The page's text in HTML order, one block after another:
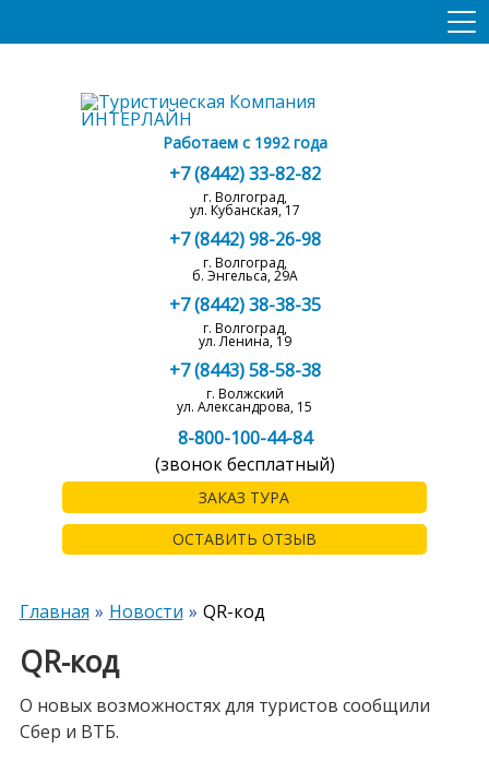
Работаем с 1992 года
+7 (8442) 33-82-82
г. Волгоград,
ул. Кубанская, 17
+7 (8442) 98-26-98
г. Волгоград,
б. Энгельса, 29А
+7 (8442) 38-38-35
г. Волгоград,
ул. Ленина, 19
+7 (8443) 58-58-38
г. Волжский
ул. Александрова, 15
8-800-100-44-84
(звонок бесплатный)
ЗАКАЗ ТУРА
ОСТАВИТЬ ОТЗЫВ
Главная Новости QR-код
QR-код
О новых возможностях для туристов сообщили
Сбер и ВТБ.